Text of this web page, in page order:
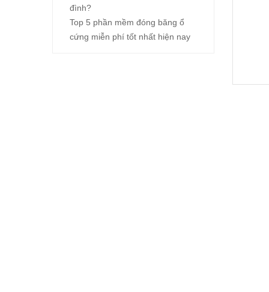
đình?
Top 5 phần mềm đóng băng ổ
cứng miễn phí tốt nhất hiện nay